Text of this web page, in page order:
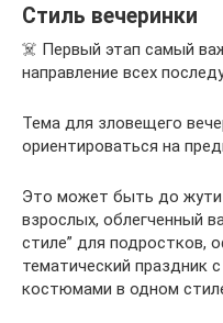
Стиль вечеринки
☠️ Первый этап самый
направление всех
Тема для зловещего
ориентироваться на
Это может быть до жути
взрослых, облегченный
стиле” для подростков,
тематический праздник
костюмами в одном